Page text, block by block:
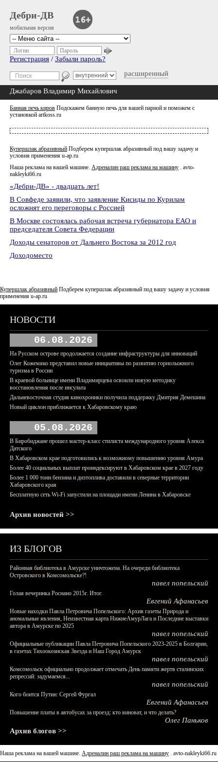
Дебри-ДВ
мобильная версия
расширенный
Логин Пароль
Регистрация / Забыли пароль?
Джабаров Владимир Михайлович
Банная печь киров Подскажем банную печь для вашей парной и поможем с
установкой artkoss.ru
Купершлак абразивный Подберем купершлак абразивный под вашу задачу и
условия применения u-ap.ru
Наша реклама на вашей машине. Адреналин раш реклама на машину . avto-
nakleyki66.ru
«Дебри-ДВ» - двадцать лет!
В Совфеде заявили, что заявление Кисиды по Курилам
осложнят его переговоры с Россией
В Москве состоялась рабочая встреча губернатора ЕАО и
председателя Совета Федерации
Доходы сенаторов от Дальнего Востока за 2012 год
Доходоместо
Купершлак абразивный Подберем купершлак абразивный под вашу задачу и условия
применения u-ap.ru
НОВОСТИ
06.08.2026
На Русском острове продолжается создание инфраструктуры для инноваций
Олег Кожемяко представил новые инициативы по развитию горнолыжного
туризма в России
В краевой больнице имени Владимирцева освоили новую методику
восстановления после инсульта
Дальневосточная студия кинохроники получила поддержку Дмитрия Демешина
Новый циклон приближается к Хабаровскому краю
05.08.2026
В Биробиджане прошел мастер-класс стилиста международного уровня Алекса
Датского
В Хабаровском крае подготовились к возможному повышению уровня Амура
Более 40 социальных выплат проиндексируют в Хабаровском крае в 2027 году
Более 1 000 тонн бензина и дизтоплива доставили в северные территории
Хабаровского края
Бесплатную сеть Wi-Fi запустили на площади имени Ленина в Хабаровске
Архив новостей >>
ИЗ БЛОГОВ
Районная библиотека в Амурске уничтожена. На очереди библиотека
Островского в Комсомольске?!
павел попельский
Голая вечеринка Роснано 2015г. Итог.
Евгений Афанасьев
Новые находки Павла Петровича Попельского: Архив газеты Природа и
аномальные явления, Неизвестная карта НижнеАмурЛага и Последние выставки
автора в Амурске по 2025
павел попельский
Официальные публикации Павла Петровича Попельского 2023-2025 в Болгарии,
в газетах Тихоокеанская Звезда и Наш Город Амурск
павел попельский
Комсомольск официально продолжает отмечать День памяти жертв сталинских
репрессий: задумаемся...
павел попельский
Кого боится Путин: Сергей Фургал
Евгений Афанасьев
Повышение платы в автобусах за проезд: кто виноват, и что делать?
Олег Паньков
Архив блогов >>
Наша реклама на вашей машине. Адреналин раш реклама на машину . avto-nakleyki66.ru